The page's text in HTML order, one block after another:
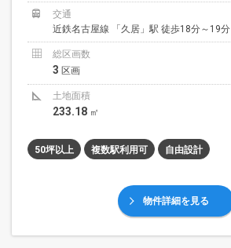
交通
近鉄名古屋線 「久居」駅 徒歩18分～19分
総区画数
3 区画
土地面積
233.18 ㎡
50坪以上 複数駅利用可 自由設計
物件詳細を見る